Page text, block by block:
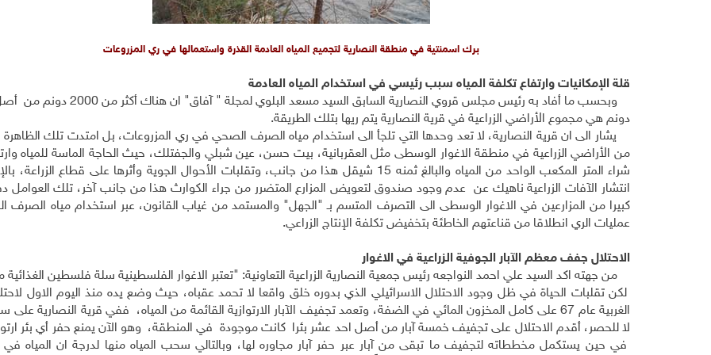
برك اسمنتية في منطقة النصارية لتجميع المياه العادمة القذرة واستعمالها في ري المزروعات
قلة الإمكانيات وارتفاع تكلفة المياه سبب رئيسي في استخدام المياه العادمة
دونم هي مجموع الأراضي الزراعية في قرية النصارية يتم ريها بتلك الطريقة.
يشار الى ان قرية النصارية، لا تعد وحدها التي تلجأ الى استخدام مياه الصرف الصحي في ري المزروعات، بل امتدت تلك الظاهرة
من الأراضي الزراعية في منطقة الاغوار الوسطى مثل العقربانية، بيت حسن، عين شبلي والجفتلك، حيث الحاجة الماسة للمياه
شراء المتر المكعب الواحد من المياه والبالغ ثمنه 15 شيقل هذا من جانب، وتقلبات الأحوال الجوية وأثرها على قطاع
انتشار الآفات الزراعية ناهيك عن عدم وجود صندوق لتعويض المزارع المتضرر من جراء الكوارث هذا من جانب آخر، تلك العوامل
كبيرا من المزارعين في الاغوار الوسطى الى التصرف المتسم بـ "الجهل" والمستمد من غياب القانون، عبر استخدام مياه
عمليات الري انطلاقا من قناعتهم الخاطئة بتخفيض تكلفة الإنتاج الزراعي.
الاحتلال جفف معظم الآبار الجوفية الزراعية في الاغوار
من جهته اكد السيد علي احمد النواجعه رئيس جمعية النصارية الزراعية التعاونية: "تعتبر الاغوار الفلسطينية سلة فلسطين الغذائية
لكن تقلبات الحياة في ظل وجود الاحتلال الاسرائيلي الذي بدوره خلق واقعا لا تحمد عقباه، حيث وضع يده منذ اليوم الاول
الغربية عام 67 على كامل المخزون المائي في الضفة، وتعمد تجفيف الآبار الارتوازية القائمة من المياه، ففي قرية النصارية على
لا للحصر، أقدم الاحتلال على تجفيف خمسة آبار من أصل احد عشر بئرا كانت موجودة في المنطقة، وهو الآن يمنع حفر أي بئر
في حين يستكمل مخططاته لتجفيف ما تبقى من آبار عبر حفر آبار مجاوره لها، وبالتالي سحب المياه منها لدرجة ان المياه في